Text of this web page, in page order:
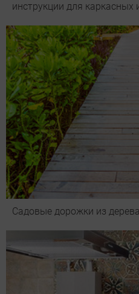
инструкции для каркасных
Садовые дорожки из